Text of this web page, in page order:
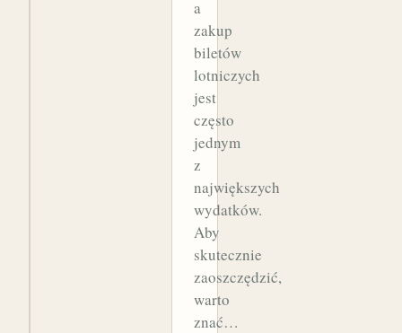
a
zakup
biletów
lotniczych
jest
często
jednym
z
największych
wydatków.
Aby
skutecznie
zaoszczędzić,
warto
znać…